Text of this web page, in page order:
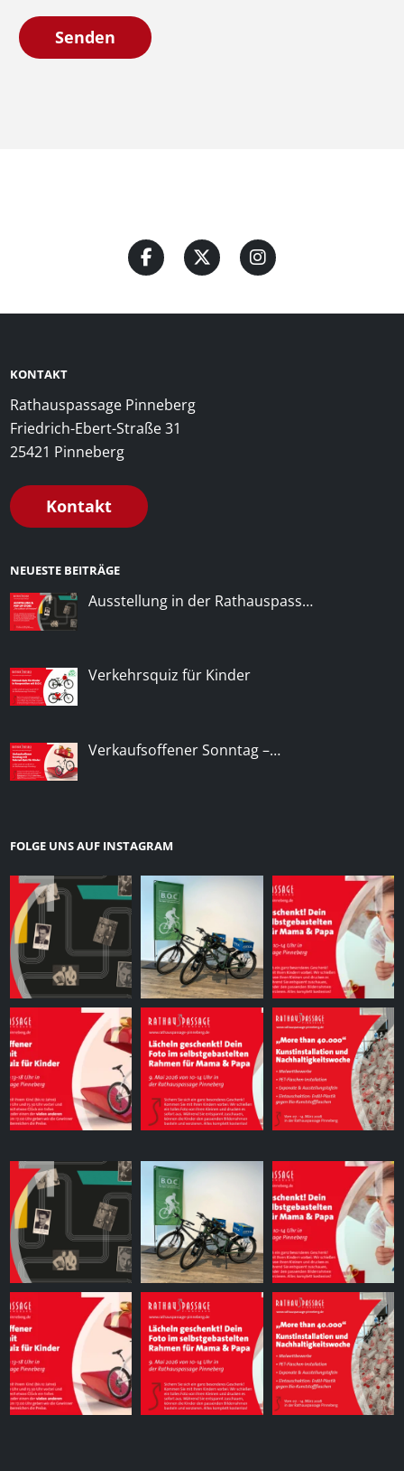
KONTAKT
Rathauspassage Pinneberg
Friedrich-Ebert-Straße 31
25421 Pinneberg
Kontakt
NEUESTE BEITRÄGE
Ausstellung in der Rathauspass…
Verkehrsquiz für Kinder
Verkaufsoffener Sonntag –…
FOLGE UNS AUF INSTAGRAM